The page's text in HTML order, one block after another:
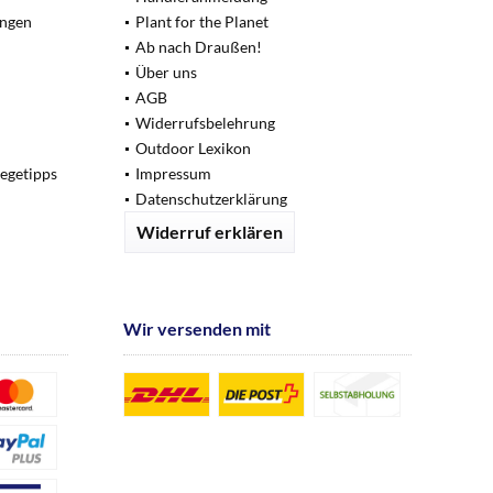
Plant for the Planet
Ab nach Draußen!
Über uns
AGB
Widerrufsbelehrung
Outdoor Lexikon
Impressum
Datenschutzerklärung
Widerruf erklären
Wir versenden mit